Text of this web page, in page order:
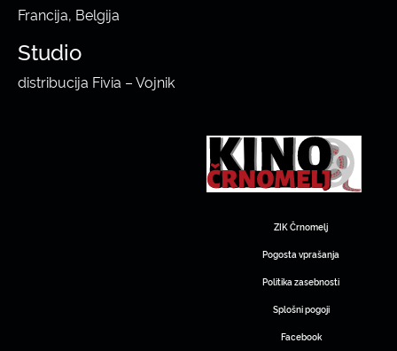
Francija, Belgija
Studio
distribucija Fivia – Vojnik
ZIK Črnomelj
Pogosta vprašanja
Politika zasebnosti
Splošni pogoji
Facebook